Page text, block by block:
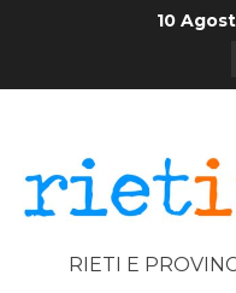
10
RIETI E